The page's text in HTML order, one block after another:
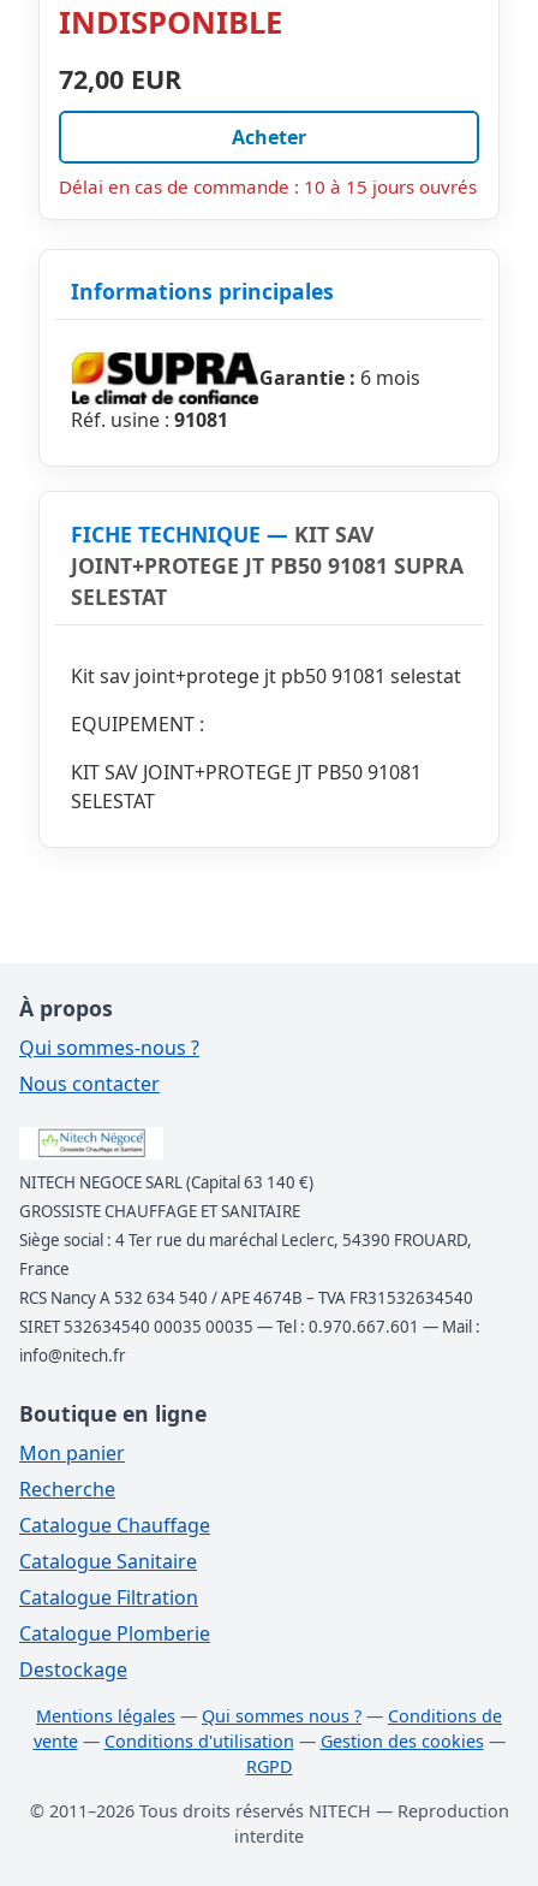
INDISPONIBLE
72,00 EUR
Acheter
Délai en cas de commande : 10 à 15 jours ouvrés
Informations principales
Garantie : 6 mois
Réf. usine : 91081
FICHE TECHNIQUE — KIT SAV
JOINT+PROTEGE JT PB50 91081 SUPRA
SELESTAT
Kit sav joint+protege jt pb50 91081 selestat
EQUIPEMENT :
KIT SAV JOINT+PROTEGE JT PB50 91081
SELESTAT
À propos
Qui sommes-nous ?
Nous contacter
NITECH NEGOCE SARL (Capital 63 140 €)
GROSSISTE CHAUFFAGE ET SANITAIRE
Siège social : 4 Ter rue du maréchal Leclerc, 54390 FROUARD,
France
RCS Nancy A 532 634 540 / APE 4674B – TVA FR31532634540
SIRET 532634540 00035 00035 — Tel : 0.970.667.601 — Mail :
info@nitech.fr
Boutique en ligne
Mon panier
Recherche
Catalogue Chauffage
Catalogue Sanitaire
Catalogue Filtration
Catalogue Plomberie
Destockage
Mentions légales — Qui sommes nous ? — Conditions de
vente— Conditions d'utilisation — Gestion des cookies—
RGPD
© 2011–2026 Tous droits réservés NITECH — Reproduction
interdite